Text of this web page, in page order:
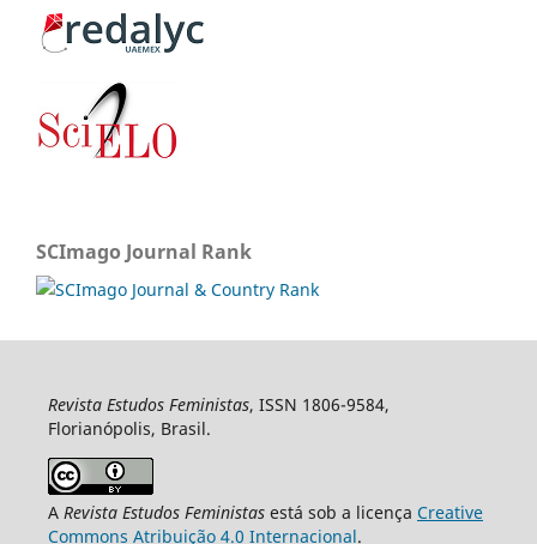
SCImago Journal Rank
Revista Estudos Feministas, ISSN 1806-9584,
Florianópolis, Brasil.
A Revista Estudos Feministasestá sob a licença Creative
Commons Atribuição 4.0 Internacional.